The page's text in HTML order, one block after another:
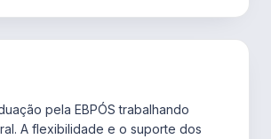
pela EBPÓS trabalhando
A flexibilidade e o suporte dos